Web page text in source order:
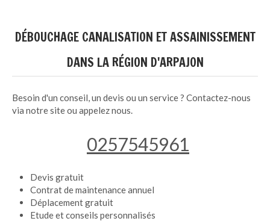
DÉBOUCHAGE CANALISATION ET ASSAINISSEMENT
DANS LA RÉGION D'ARPAJON
Besoin d'un conseil, un devis ou un service ? Contactez-nous
via notre site ou appelez nous.
0257545961
Devis gratuit
Contrat de maintenance annuel
Déplacement gratuit
Etude et conseils personnalisés